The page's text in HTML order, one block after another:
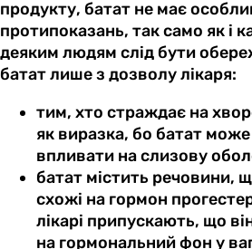
продукту, батат не має
протипоказань, так само як і
деяким людям слід бути
батат лише з дозволу лікаря:
тим, хто страждає на
як виразка, бо батат
впливати на слизову
батат містить речовини,
схожі на гормон
лікарі припускають, що
на гормональний фон у